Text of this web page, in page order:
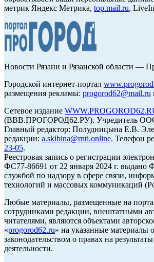
метрик Яндекс Метрика, top.mail.ru,
Новости Рязани и Рязанской области —
Городской интернет-портал
размещения рекламы: progorod62@mail.ru
Сетевое издание
(ВВВ.ПРОГОРОД62.РУ). Учредитель
Главный редактор: Полудницына Е.В.
редакции: a.skibina@rnti.online. Телефон
23-05.
Реестровая запись о регистрации
ФС77-86691 от 22 января 2024 г. выдано
службой по надзору в сфере связи,
технологий и массовых коммуникаций
Любые материалы, размещенные на
сотрудниками редакции, внештатными
читателями, являются объектами
«progorod62.ru» на указанные материалы
законодательством о правах на
деятельности.